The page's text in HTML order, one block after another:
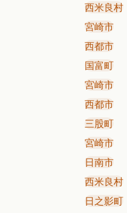
西米良村
宮崎市
西都市
国富町
宮崎市
西都市
三股町
宮崎市
日南市
西米良村
日之影町